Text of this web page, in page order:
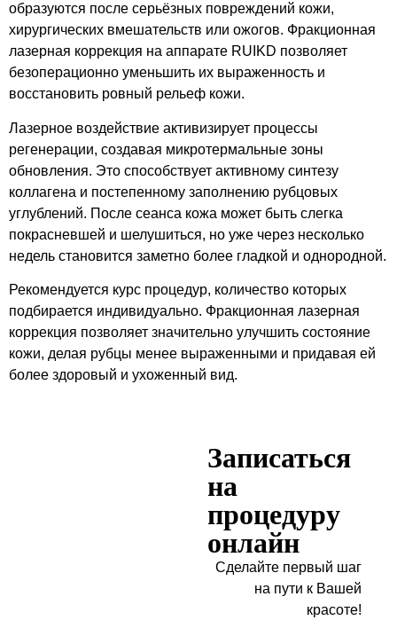
образуются после серьёзных повреждений кожи,
хирургических вмешательств или ожогов. Фракционная
лазерная коррекция на аппарате RUIKD позволяет
безоперационно уменьшить их выраженность и
восстановить ровный рельеф кожи.
Лазерное воздействие активизирует процессы
регенерации, создавая микротермальные зоны
обновления. Это способствует активному синтезу
коллагена и постепенному заполнению рубцовых
углублений. После сеанса кожа может быть слегка
покрасневшей и шелушиться, но уже через несколько
недель становится заметно более гладкой и однородной.
Рекомендуется курс процедур, количество которых
подбирается индивидуально. Фракционная лазерная
коррекция позволяет значительно улучшить состояние
кожи, делая рубцы менее выраженными и придавая ей
более здоровый и ухоженный вид.
Записаться
на
процедуру
онлайн
Сделайте первый шаг
на пути к Вашей
красоте!